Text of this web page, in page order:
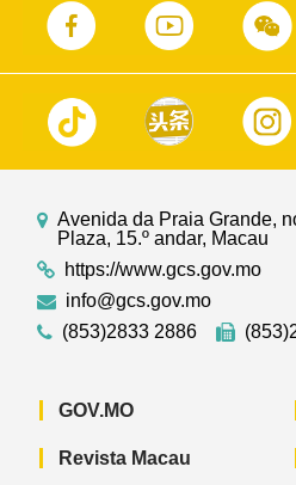
Avenida da Praia Grande,
Plaza, 15.º andar, Macau
https://www.gcs.gov.mo
info@gcs.gov.mo
(853)2833 2886
GOV.MO
Revista Macau